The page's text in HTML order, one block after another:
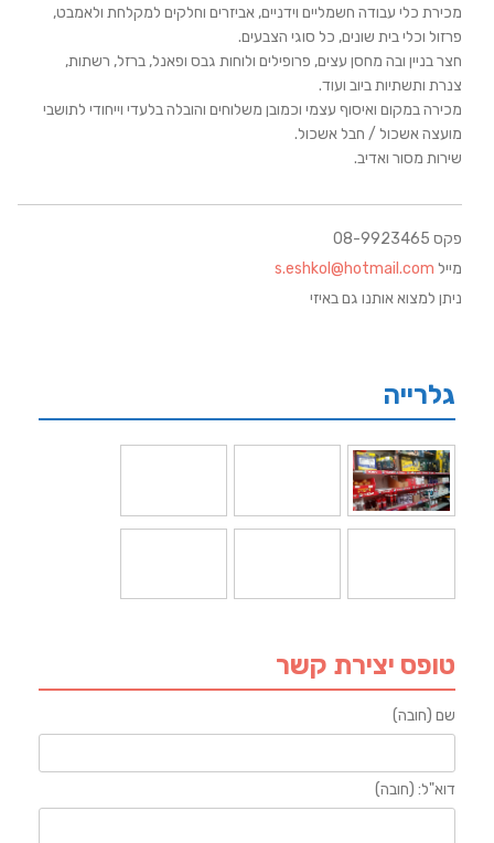
מכירת כלי עבודה חשמליים וידניים, אביזרים וחלקים למקלחת ולאמבט,
פרזול וכלי בית שונים, כל סוגי הצבעים.
חצר בניין ובה מחסן עצים, פרופילים ולוחות גבס ופאנל, ברזל, רשתות,
צנרת ותשתיות ביוב ועוד.
מכירה במקום ואיסוף עצמי וכמובן משלוחים והובלה בלעדי וייחודי לתושבי
מועצה אשכול / חבל אשכול.
שירות מסור ואדיב.
פקס 08-9923465
מייל s.eshkol@hotmail.com
ניתן למצוא אותנו גם באיזי
גלרייה
טופס יצירת קשר
שם (חובה)
דוא"ל: (חובה)